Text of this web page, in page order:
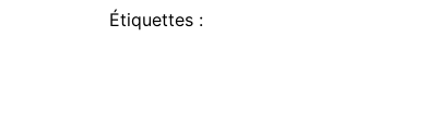
Étiquettes :